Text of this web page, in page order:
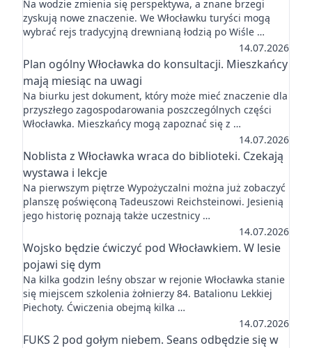
Na wodzie zmienia się perspektywa, a znane brzegi
zyskują nowe znaczenie. We Włocławku turyści mogą
wybrać rejs tradycyjną drewnianą łodzią po Wiśle …
14.07.2026
Plan ogólny Włocławka do konsultacji. Mieszkańcy
mają miesiąc na uwagi
Na biurku jest dokument, który może mieć znaczenie dla
przyszłego zagospodarowania poszczególnych części
Włocławka. Mieszkańcy mogą zapoznać się z …
14.07.2026
Noblista z Włocławka wraca do biblioteki. Czekają
wystawa i lekcje
Na pierwszym piętrze Wypożyczalni można już zobaczyć
planszę poświęconą Tadeuszowi Reichsteinowi. Jesienią
jego historię poznają także uczestnicy …
14.07.2026
Wojsko będzie ćwiczyć pod Włocławkiem. W lesie
pojawi się dym
Na kilka godzin leśny obszar w rejonie Włocławka stanie
się miejscem szkolenia żołnierzy 84. Batalionu Lekkiej
Piechoty. Ćwiczenia obejmą kilka …
14.07.2026
FUKS 2 pod gołym niebem. Seans odbędzie się w